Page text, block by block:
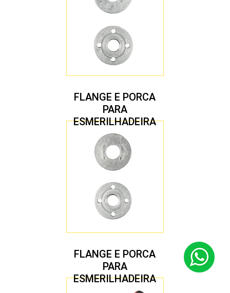
FLANGE E PORCA
PARA
ESMERILHADEIRA
4.1/2″ 22,23 MM
FLANGE E PORCA
PARA
ESMERILHADEIRA